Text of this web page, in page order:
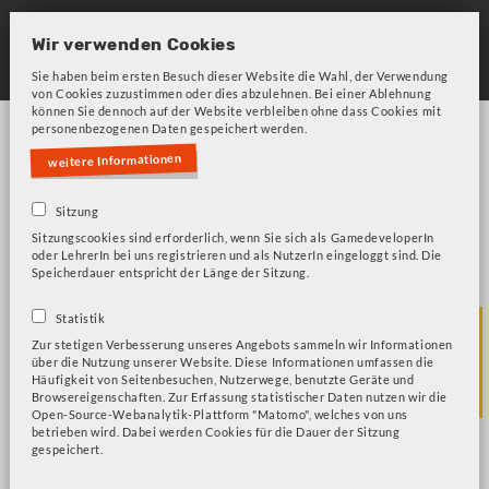
Skip
main
navigation
Fehlermeldung
Bitte beachten Sie unsere Frage zu Cookies!
Familie und
Gesellschaft
Wir verwenden Cookies
Sie haben beim ersten Besuch dieser Website die Wahl, der Verwendung
von Cookies zuzustimmen oder dies abzulehnen. Bei einer Ablehnung
können Sie dennoch auf der Website verbleiben ohne dass Cookies mit
personenbezogenen Daten gespeichert werden.
weitere Informationen
Sitzung
Sitzungscookies sind erforderlich, wenn Sie sich als GamedeveloperIn
oder LehrerIn bei uns registrieren und als NutzerIn eingeloggt sind. Die
Speicherdauer entspricht der Länge der Sitzung.
Statistik
Zur stetigen Verbesserung unseres Angebots sammeln wir Informationen
über die Nutzung unserer Website. Diese Informationen umfassen die
Häufigkeit von Seitenbesuchen, Nutzerwege, benutzte Geräte und
Browsereigenschaften. Zur Erfassung statistischer Daten nutzen wir die
Open-Source-Webanalytik-Plattform "Matomo", welches von uns
betrieben wird. Dabei werden Cookies für die Dauer der Sitzung
gespeichert.
Tell Me Why